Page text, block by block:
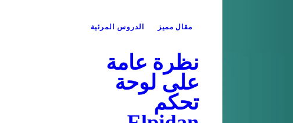
مقال مميز الدروس المرئية
نظرة عامة
على لوحة
تحكم